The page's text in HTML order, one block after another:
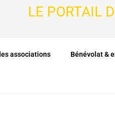
LE PORTAIL
associations Bénévolat &